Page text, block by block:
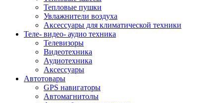
Тепловые пушки
Увлажнители воздуха
Аксессуары для климатической техники
Теле- видео- аудио техника
Телевизоры
Видеотехника
Аудиотехника
Аксессуары
Автотовары
GPS навигаторы
Автомагнитолы